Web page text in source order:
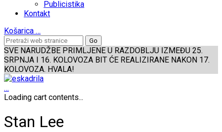
Publicistika
Kontakt
Košarica …
SVE NARUDŽBE PRIMLJENE U RAZDOBLJU IZMEĐU 25.
SRPNJA I 16. KOLOVOZA BIT ĆE REALIZIRANE NAKON 17.
KOLOVOZA. HVALA!
…
Loading cart contents...
Stan Lee